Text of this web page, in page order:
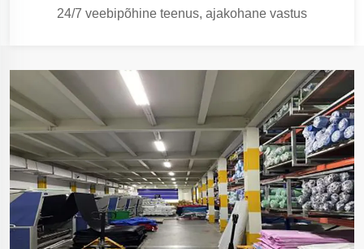
24/7 veebipõhine teenus, ajakohane vastus